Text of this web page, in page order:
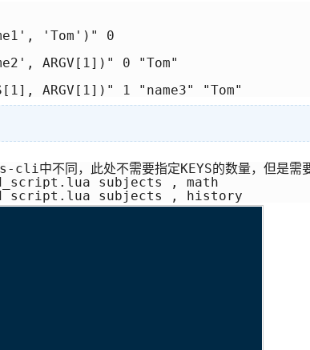
'Tom')" 0
ARGV[1])" 0 "Tom"
ARGV[1])" 1 "name3" "Tom"
不同，此处不需要指定KEYS的数量，但是需要
subjects , math
subjects , history